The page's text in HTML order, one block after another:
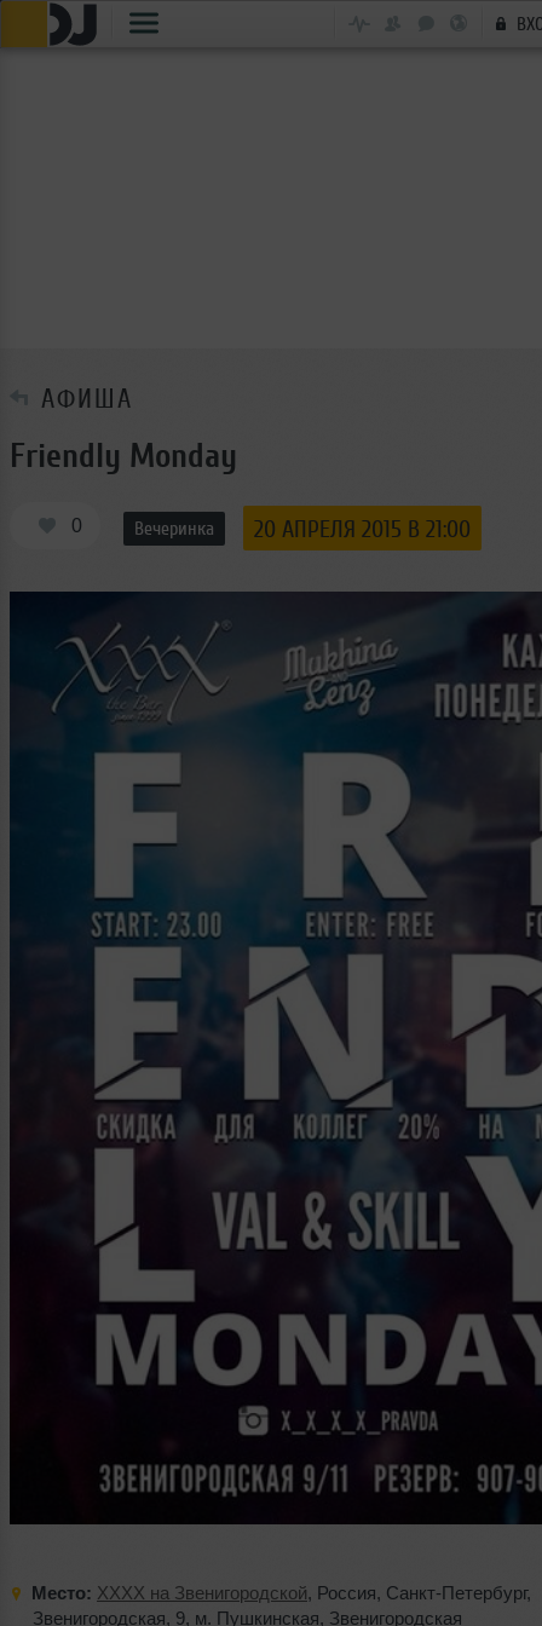
АФИША
Friendly Monday
0 Вечеринка 20 АПРЕЛЯ 2015 В 21:00
Место: XXXX на Звенигородской, Россия, Санкт-Петербург,
Звенигородская, 9, м. Пушкинская, Звенигородская